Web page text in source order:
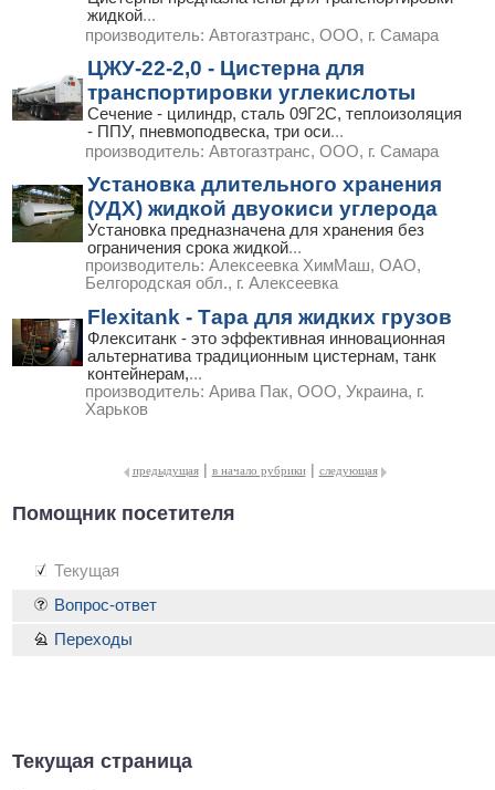
жидкой...
производитель: Автогазтранс, ООО, г. Самара
ЦЖУ-22-2,0 - Цистерна для
транспортировки углекислоты
Сечение - цилиндр, сталь 09Г2С, теплоизоляция
- ППУ, пневмоподвеска, три оси...
производитель: Автогазтранс, ООО, г. Самара
Установка длительного хранения
(УДХ) жидкой двуокиси углерода
Установка предназначена для хранения без
ограничения срока жидкой...
производитель: Алексеевка ХимМаш, ОАО,
Белгородская обл., г. Алексеевка
Flexitank - Тара для жидких грузов
Флекситанк - это эффективная инновационная
альтернатива традиционным цистернам, танк
контейнерам,...
производитель: Арива Пак, ООО, Украина, г.
Харьков
предыдущая | в начало рубрики | следующая
Помощник посетителя
Текущая
Текущая страница
Вопрос-ответ
Переходы